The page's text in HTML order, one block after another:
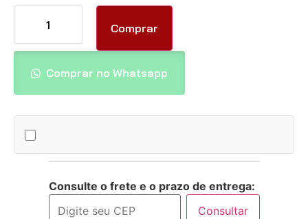
Comprar
Comprar no Whatsapp
Consulte o frete e o prazo de entrega:
Consultar